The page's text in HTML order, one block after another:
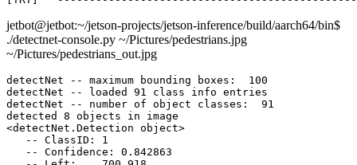
jetbot@jetbot:~/jetson-projects/jetson-inference/build/aarch64/bin$
./detectnet-console.py ~/Pictures/pedestrians.jpg
~/Pictures/pedestrians_out.jpg
detectNet -- maximum bounding boxes:  100
detectNet -- loaded 91 class info entries
detectNet -- number of object classes:  91
detected 8 objects in image
<detectNet.Detection object>
   -- ClassID: 1
   -- Confidence: 0.842863